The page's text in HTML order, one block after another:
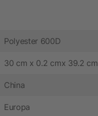
Polyester 600D
30 cm x 0.2 cmx 39.2 cm
China
Europa